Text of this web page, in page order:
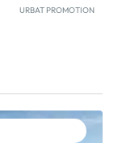
URBAT PROMOTION
à 30
reste. La gare,
partout, le
fleuve. Votre
la